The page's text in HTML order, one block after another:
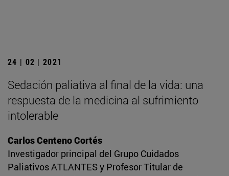
24 | 02 | 2021
Sedación paliativa al final de la vida: una
respuesta de la medicina al sufrimiento
intolerable
Carlos Centeno Cortés
Investigador principal del Grupo Cuidados
Paliativos ATLANTES y Profesor Titular de